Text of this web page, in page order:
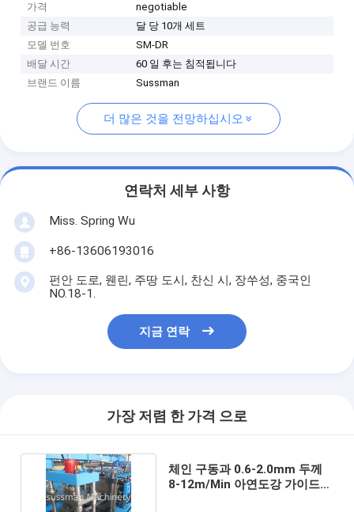
가격
negotiable
공급 능력
달 당 10개 세트
모델 번호
SM-DR
배달 시간
60 일 후는 침적됩니다
브랜드 이름
Sussman
더 많은 것을 전망하십시오
연락처 세부 사항
Miss. Spring Wu
+86-13606193016
펀안 도로, 웬린, 주땅 도시, 찬신 시, 장쑤성, 중국인
NO.18-1.
지금 연락
가장 저렴 한 가격 으로
체인 구동과 0.6-2.0mm 두께
8-12m/Min 아연도강 가이드